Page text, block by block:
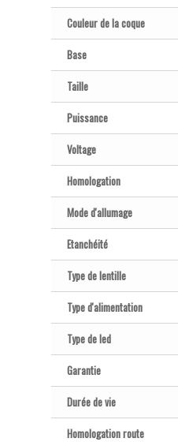
Couleur de la coque
Base
Taille
Puissance
Voltage
Homologation
Mode d'allumage
Etanchéité
Type de lentille
Type d'alimentation
Type de led
Garantie
Durée de vie
Homologation route